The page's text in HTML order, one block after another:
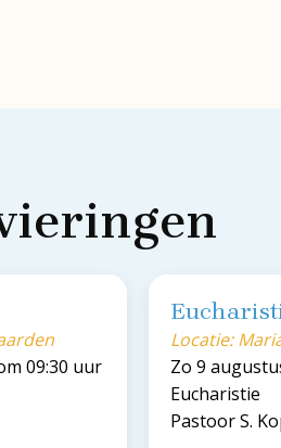
09:30 uur
Locatie:
Zo 9
Eucharistie
Pastoor S.